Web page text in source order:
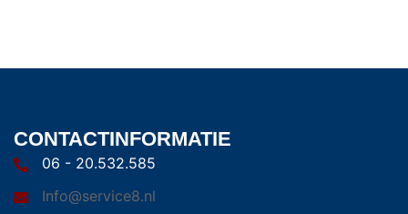
CONTACTINFORMATIE
06 - 20.532.585
Info@service8.nl